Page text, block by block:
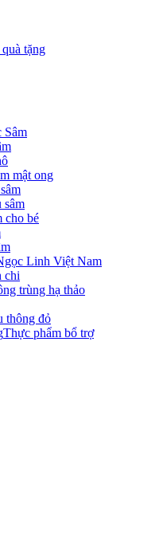
quà tặng
Sâm
mật ong
sâm
cho bé
Linh Việt Nam
chi
trùng hạ thảo
thông đỏ
Thực phẩm bổ trợ